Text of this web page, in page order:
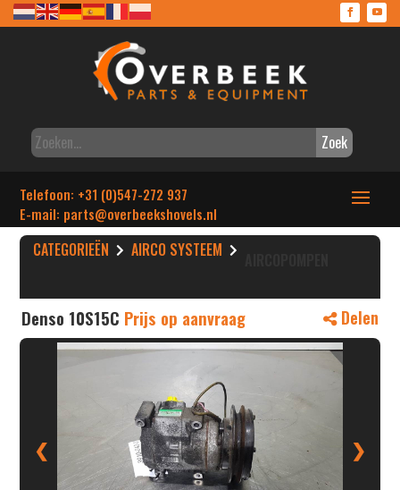
Zoek
Telefoon: +31 (0)547-272 937
E-mail: parts@overbeekshovels.nl
CATEGORIEËN AIRCO SYSTEEM
Denso 10S15C Prijs op aanvraag Delen
❮ ❯